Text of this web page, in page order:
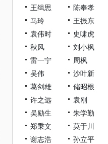
王缉思
陈奉孝
马玲
王振东
袁伟时
史啸虎
秋风
刘小枫
雷一宁
周枫
吴伟
沙叶新
葛剑雄
储昭根
许之远
袁刚
吴励生
朱学勤
郑秉文
莫于川
谢志浩
孙立平